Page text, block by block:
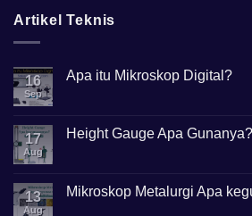
Artikel Teknis
16
Sep
Apa itu Mikroskop Digital?
Apa
itu
17
Aug
Height Gauge Apa Gunanya?
Height
Gauge
13
Aug
Mikroskop Metalurgi Apa